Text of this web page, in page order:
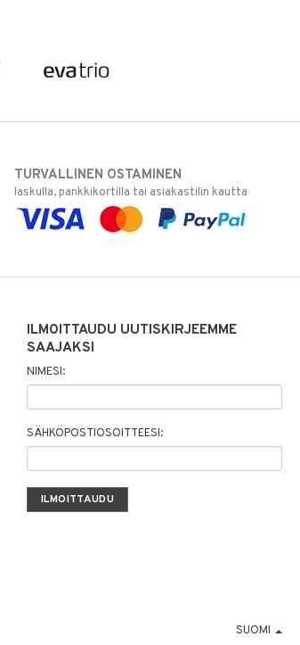
TURVALLINEN OSTAMINEN
laskulla, pankkikortilla tai asiakastilin kautta
ILMOITTAUDU UUTISKIRJEEMME
SAAJAKSI
NIMESI:
SÄHKÖPOSTIOSOITTEESI:
SUOMI